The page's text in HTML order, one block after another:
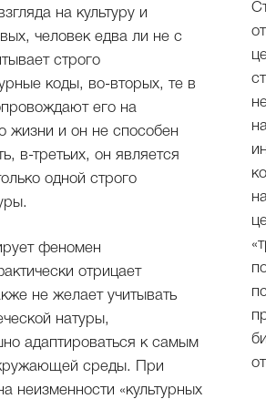
на культуру и
человек едва ли не с
строго
коды, во-вторых, те в
его на
жизни и он не способен
в-третьих, он является
одной строго
феномен
отрицает
не желает учитывать
натуры,
адаптироваться к самым
среды. При
неизменности «культурных